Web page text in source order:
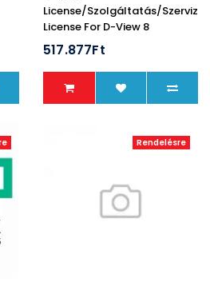
License/Szolgáltatás/Szerviz
License For D-View 8
Standard Software
Maintenance License (1 Year)
517.877Ft
Rendelésre